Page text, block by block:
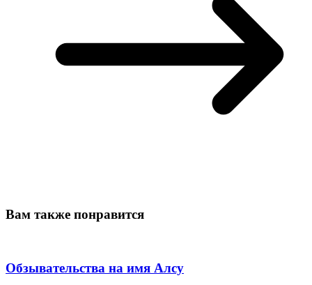
Вам также понравится
Обзывательства на имя Алсу